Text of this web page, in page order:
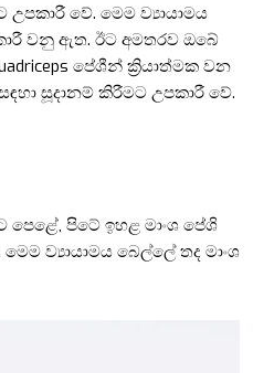
වේ. මෙම ව්‍යායාමය
වනු ඇත. ඊට අමතරව ඔබේ
පේශීන් ක්‍රියාත්මක වන
සූදානම් කිරීමට උපකාරී වේ.
පිටේ ඉහළ මාංශ පේශි
ව්‍යායාමය බෙල්ලේ තද මාංශ